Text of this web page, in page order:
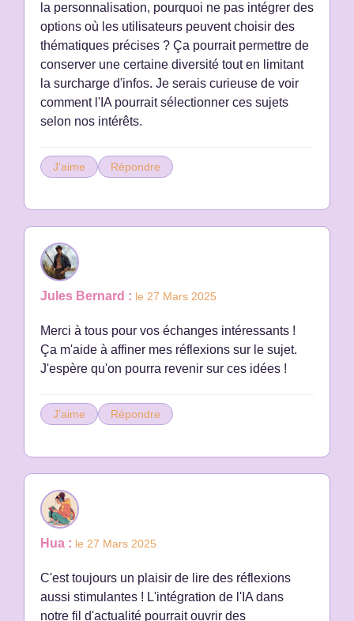
la personnalisation, pourquoi ne pas intégrer des
options où les utilisateurs peuvent choisir des
thématiques précises ? Ça pourrait permettre de
conserver une certaine diversité tout en limitant
la surcharge d'infos. Je serais curieuse de voir
comment l'IA pourrait sélectionner ces sujets
selon nos intérêts.
J'aime Répondre
Jules Bernard : le 27 Mars 2025
Merci à tous pour vos échanges intéressants !
Ça m'aide à affiner mes réflexions sur le sujet.
J'espère qu'on pourra revenir sur ces idées !
J'aime Répondre
Hua : le 27 Mars 2025
C'est toujours un plaisir de lire des réflexions
aussi stimulantes ! L'intégration de l'IA dans
notre fil d'actualité pourrait ouvrir des